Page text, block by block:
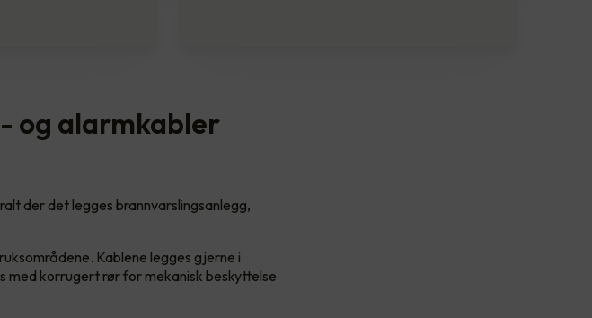
og alarmkabler
der det legges brannvarslingsanlegg,
Kablene legges gjerne i
med korrugert rør for mekanisk beskyttelse